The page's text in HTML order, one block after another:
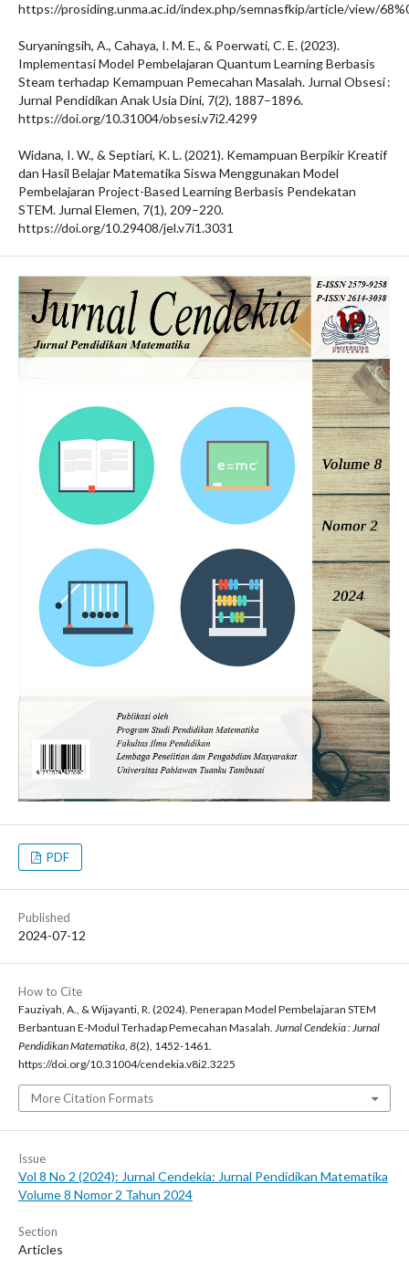
https://prosiding.unma.ac.id/index.php/semnasfkip/article/view/
Suryaningsih, A., Cahaya, I. M. E., & Poerwati, C. E. (2023).
Implementasi Model Pembelajaran Quantum Learning Berbasis
Steam terhadap Kemampuan Pemecahan Masalah. Jurnal Obsesi :
Jurnal Pendidikan Anak Usia Dini, 7(2), 1887–1896.
https://doi.org/10.31004/obsesi.v7i2.4299
Widana, I. W., & Septiari, K. L. (2021). Kemampuan Berpikir Kreatif
dan Hasil Belajar Matematika Siswa Menggunakan Model
Pembelajaran Project-Based Learning Berbasis Pendekatan
STEM. Jurnal Elemen, 7(1), 209–220.
https://doi.org/10.29408/jel.v7i1.3031
PDF
Published
2024-07-12
How to Cite
Fauziyah, A., & Wijayanti, R. (2024). Penerapan Model Pembelajaran STEM
Berbantuan E-Modul Terhadap Pemecahan Masalah. Jurnal Cendekia : Jurnal
Pendidikan Matematika, 8(2), 1452-1461.
https://doi.org/10.31004/cendekia.v8i2.3225
More Citation Formats
Issue
Vol 8 No 2 (2024): Jurnal Cendekia: Jurnal Pendidikan Matematika
Volume 8 Nomor 2 Tahun 2024
Section
Articles